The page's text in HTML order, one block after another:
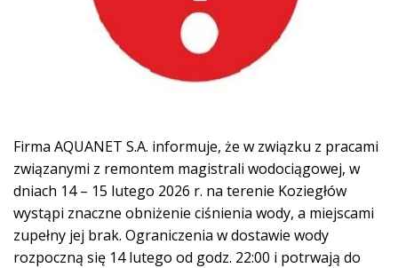
Firma AQUANET S.A. informuje, że w związku z pracami
związanymi z remontem magistrali wodociągowej, w
dniach 14 – 15 lutego 2026 r. na terenie Koziegłów
wystąpi znaczne obniżenie ciśnienia wody, a miejscami
zupełny jej brak. Ograniczenia w dostawie wody
rozpoczną się 14 lutego od godz. 22:00 i potrwają do